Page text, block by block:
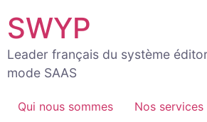
au
contenu
SWYP
Leader français du système
mode SAAS
Qui nous sommes
Nos services